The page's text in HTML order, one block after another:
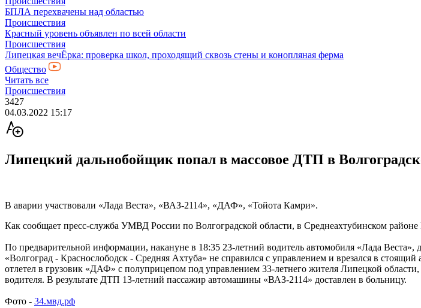
БПЛА перехвачены над областью
Происшествия
Красный уровень объявлен по всей области
Происшествия
Липецкая вечЁрка: проверка школ, проходящий сквозь стены и конопляная ферма
Общество
Читать все
Происшествия
3427
04.03.2022 15:17
Липецкий дальнобойщик попал в массовое ДТП в
В аварии участвовали «Лада Веста», «ВАЗ-2114», «ДАФ», «Тойота Камри».
Как сообщает пресс-служба УМВД России по Волгоградской области, в Среднеахтубинском
По предварительной информации, накануне в 18:35 23-летний водитель автомобиля «Лада
«Волгоград - Краснослободск - Средняя Ахтуба» не справился с управлением и врезался в
отлетел в грузовик «ДАФ» с полуприцепом под управлением 33-летнего жителя Липецкой
водителя. В результате ДТП 13-летний пассажир автомашины «ВАЗ-2114» доставлен в больницу.
Фото - 34.мвд.рф